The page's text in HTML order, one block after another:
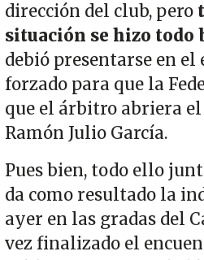
dirección del club, pero
situación se hizo todo
debió presentarse en el
forzado para que la
que el árbitro abriera el
Ramón Julio García.
Pues bien, todo ello
da como resultado la
ayer en las gradas del
vez finalizado el